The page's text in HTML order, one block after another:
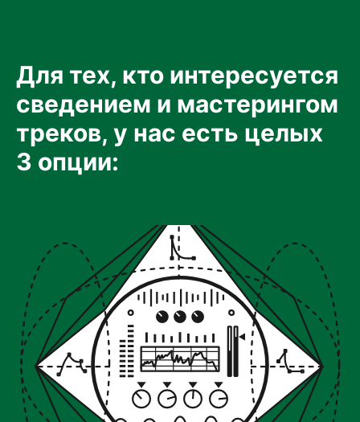
Для тех, кто интересуется
сведением и мастерингом
треков, у нас есть целых
3 опции: